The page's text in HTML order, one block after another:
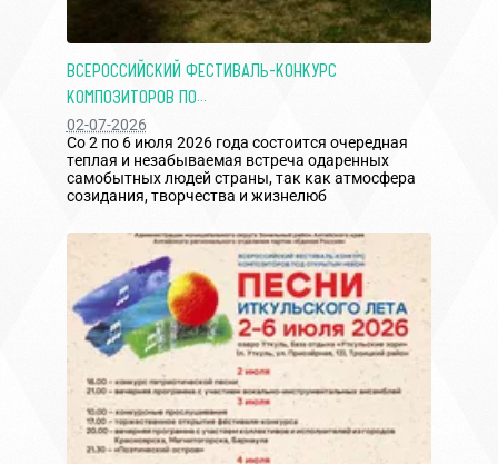
ВСЕРОССИЙСКИЙ ФЕСТИВАЛЬ-КОНКУРС
КОМПОЗИТОРОВ ПО...
02-07-2026
Со 2 по 6 июля 2026 года состоится очередная
теплая и незабываемая встреча одаренных
самобытных людей страны, так как атмосфера
созидания, творчества и жизнелюб